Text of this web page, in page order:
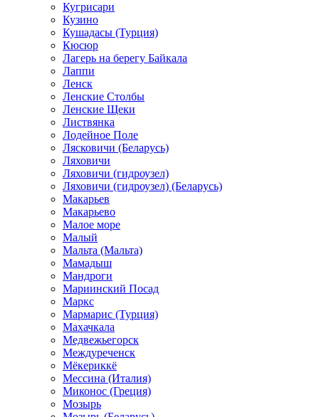
Кугрисари
Кузино
Кушадасы (Турция)
Кюсюр
Лагерь на берегу Байкала
Лаппи
Ленск
Ленские Столбы
Ленские Щеки
Листвянка
Лодейное Поле
Лясковичи (Беларусь)
Ляховичи
Ляховичи (гидроузел)
Ляховичи (гидроузел) (Беларусь)
Макарьев
Макарьево
Малое море
Малый
Мальта (Мальта)
Мамадыш
Мандроги
Мариинский Посад
Маркс
Мармарис (Турция)
Махачкала
Медвежьегорск
Междуреченск
Мёкериккё
Мессина (Италия)
Миконос (Греция)
Мозырь